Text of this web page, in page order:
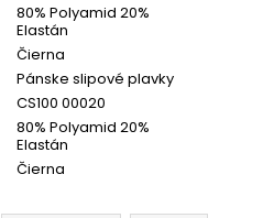
80% Polyamid 20%
Elastán
Čierna
Pánske slipové plavky
CS100 00020
80% Polyamid 20%
Elastán
Čierna